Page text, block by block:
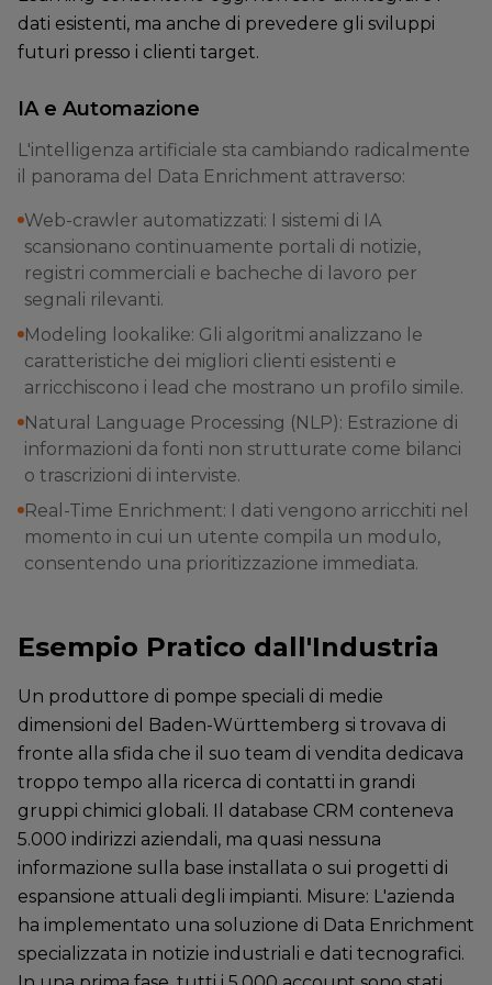
dati esistenti, ma anche di prevedere gli sviluppi
futuri presso i clienti target.
IA e Automazione
L'intelligenza artificiale sta cambiando radicalmente
il panorama del Data Enrichment attraverso:
Web-crawler automatizzati: I sistemi di IA
scansionano continuamente portali di notizie,
registri commerciali e bacheche di lavoro per
segnali rilevanti.
Modeling lookalike: Gli algoritmi analizzano le
caratteristiche dei migliori clienti esistenti e
arricchiscono i lead che mostrano un profilo simile.
Natural Language Processing (NLP): Estrazione di
informazioni da fonti non strutturate come bilanci
o trascrizioni di interviste.
Real-Time Enrichment: I dati vengono arricchiti nel
momento in cui un utente compila un modulo,
consentendo una prioritizzazione immediata.
Esempio Pratico dall'Industria
Un produttore di pompe speciali di medie
dimensioni del Baden-Württemberg si trovava di
fronte alla sfida che il suo team di vendita dedicava
troppo tempo alla ricerca di contatti in grandi
gruppi chimici globali. Il database CRM conteneva
5.000 indirizzi aziendali, ma quasi nessuna
informazione sulla base installata o sui progetti di
espansione attuali degli impianti. Misure: L'azienda
ha implementato una soluzione di Data Enrichment
specializzata in notizie industriali e dati tecnografici.